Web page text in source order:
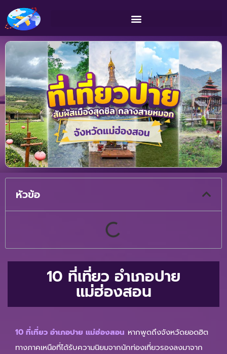
หัวข้อ
10 ที่เที่ยว อําเภอปาย
แม่ฮ่องสอน
10 ที่เที่ยว อําเภอปาย แม่ฮ่องสอน หากพูดถึงจังหวัดยอดฮิต
ทางภาคเหนือที่ได้รับความนิยมจากนักท่องเที่ยวรองลงมาจาก